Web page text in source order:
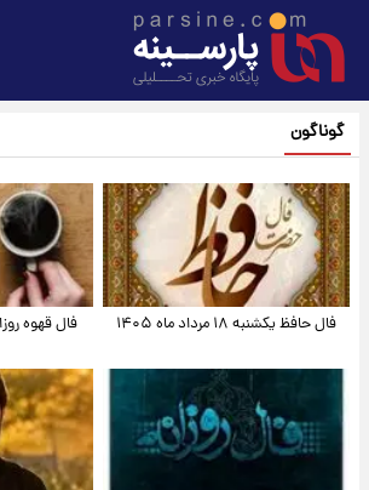
گوناگون
فال حافظ یکشنبه ۱۸ مرداد ماه ۱۴۰۵